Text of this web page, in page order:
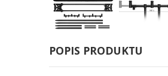
POPIS PRODUKTU